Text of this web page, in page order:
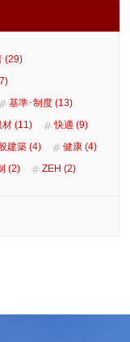
(29)
基準･制度 (13)
材 (11)
快適 (9)
建築 (4)
健康 (4)
(2) ZEH (2)